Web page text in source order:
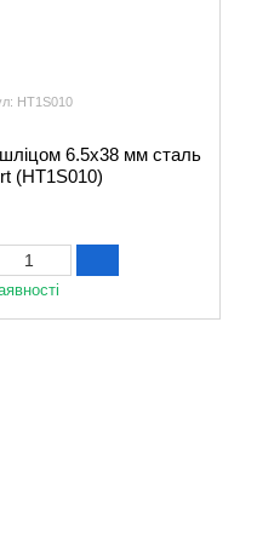
HT1S010
6.5x38 мм сталь
(HT1S010)